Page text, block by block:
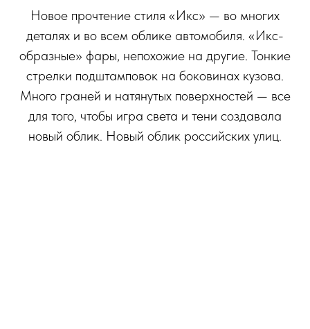
Новое прочтение стиля «Икс» — во многих
деталях и во всем облике автомобиля. «Икс-
образные» фары, непохожие на другие. Тонкие
стрелки подштамповок на боковинах кузова.
Много граней и натянутых поверхностей — все
для того, чтобы игра света и тени создавала
новый облик. Новый облик российских улиц.